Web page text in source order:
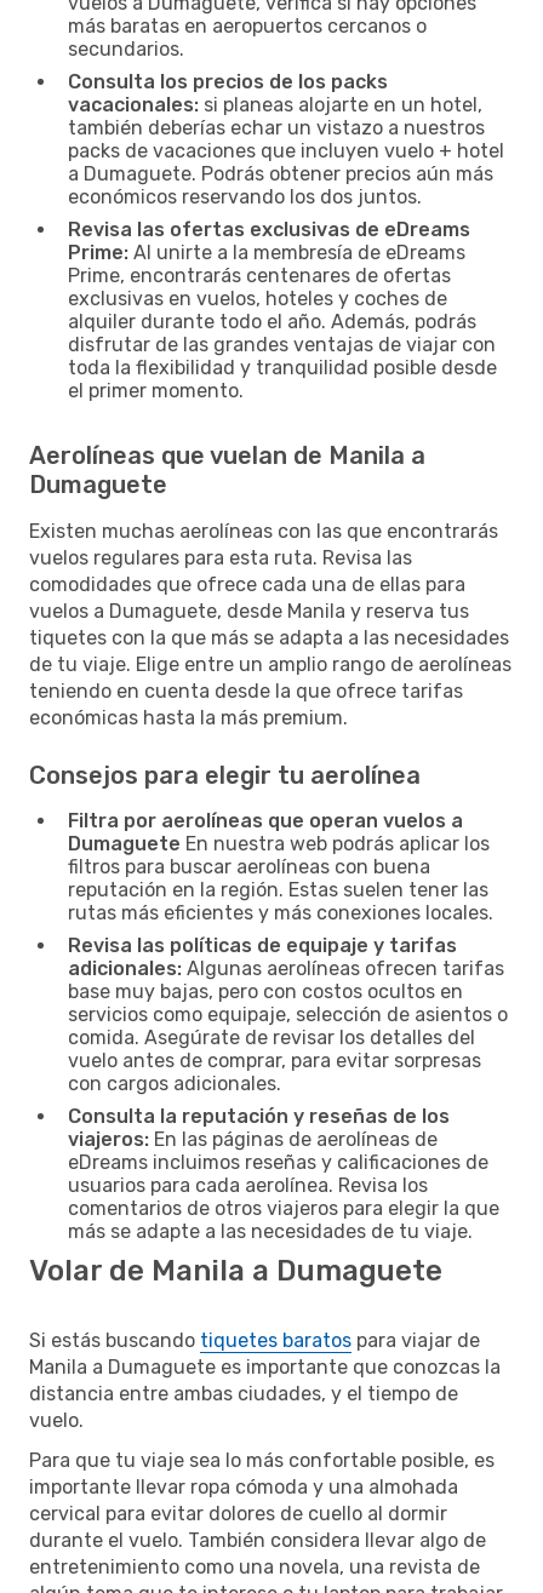
más baratas en aeropuertos cercanos o
secundarios.
Consulta los precios de los packs
vacacionales: si planeas alojarte en un hotel,
también deberías echar un vistazo a nuestros
packs de vacaciones que incluyen vuelo + hotel
a Dumaguete. Podrás obtener precios aún más
económicos reservando los dos juntos.
Revisa las ofertas exclusivas de eDreams
Prime: Al unirte a la membresía de eDreams
Prime, encontrarás centenares de ofertas
exclusivas en vuelos, hoteles y coches de
alquiler durante todo el año. Además, podrás
disfrutar de las grandes ventajas de viajar con
toda la flexibilidad y tranquilidad posible desde
el primer momento.
Aerolíneas que vuelan de Manila a
Dumaguete
Existen muchas aerolíneas con las que encontrarás
vuelos regulares para esta ruta. Revisa las
comodidades que ofrece cada una de ellas para
vuelos a Dumaguete, desde Manila y reserva tus
tiquetes con la que más se adapta a las necesidades
de tu viaje. Elige entre un amplio rango de aerolíneas
teniendo en cuenta desde la que ofrece tarifas
económicas hasta la más premium.
Consejos para elegir tu aerolínea
Filtra por aerolíneas que operan vuelos a
Dumaguete En nuestra web podrás aplicar los
filtros para buscar aerolíneas con buena
reputación en la región. Estas suelen tener las
rutas más eficientes y más conexiones locales.
Revisa las políticas de equipaje y tarifas
adicionales: Algunas aerolíneas ofrecen tarifas
base muy bajas, pero con costos ocultos en
servicios como equipaje, selección de asientos o
comida. Asegúrate de revisar los detalles del
vuelo antes de comprar, para evitar sorpresas
con cargos adicionales.
Consulta la reputación y reseñas de los
viajeros: En las páginas de aerolíneas de
eDreams incluimos reseñas y calificaciones de
usuarios para cada aerolínea. Revisa los
comentarios de otros viajeros para elegir la que
más se adapte a las necesidades de tu viaje.
Volar de Manila a Dumaguete
Si estás buscando tiquetes baratos para viajar de
Manila a Dumaguete es importante que conozcas la
distancia entre ambas ciudades, y el tiempo de
vuelo.
Para que tu viaje sea lo más confortable posible, es
importante llevar ropa cómoda y una almohada
cervical para evitar dolores de cuello al dormir
durante el vuelo. También considera llevar algo de
entretenimiento como una novela, una revista de